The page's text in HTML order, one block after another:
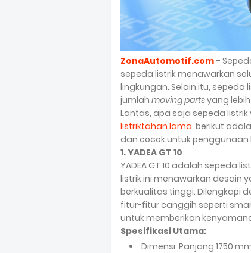
ZonaAutomotif.com -
sepeda listrik menawarkan
lingkungan. Selain itu,
jumlah moving partsyang
Lantas, apa saja sepeda
listriktahan lama, berikut
dan cocok untuk
1. YADEA GT 10
YADEA GT 10 adalah sepeda
listrik ini menawarkan desain
berkualitas tinggi. Dilengkapi
fitur-fitur canggih seperti
untuk memberikan
Spesifikasi Utama:
Dimensi: Panjang 1750